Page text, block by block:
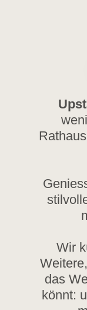
Wir
das
könnt: